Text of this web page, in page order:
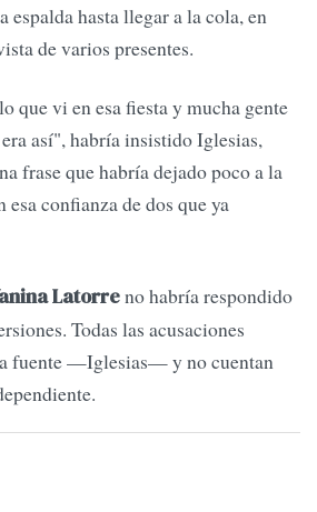
espalda hasta llegar a la cola, en
de varios presentes.
que vi en esa fiesta y mucha gente
así", habría insistido Iglesias,
frase que habría dejado poco a la
confianza de dos que ya
Latorreno habría respondido
Todas las acusaciones
fuente —Iglesias— y no cuentan